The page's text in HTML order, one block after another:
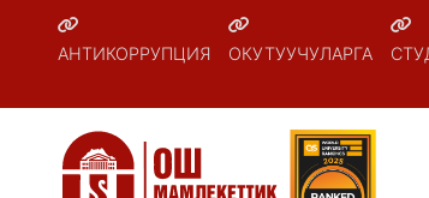
АНТИКОРРУПЦИЯ ОКУТУУЧУЛАРГА